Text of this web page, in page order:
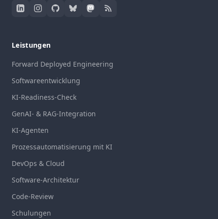
Leistungen
Forward Deployed Engineering
Softwareentwicklung
KI-Readiness-Check
GenAI- & RAG-Integration
KI-Agenten
Prozessautomatisierung mit KI
DevOps & Cloud
Software-Architektur
Code-Review
Schulungen